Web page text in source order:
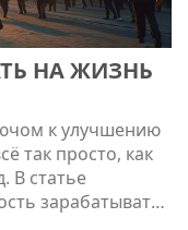
НА ЖИЗНЬ
к улучшению
так просто, как
В статье
зарабатывать